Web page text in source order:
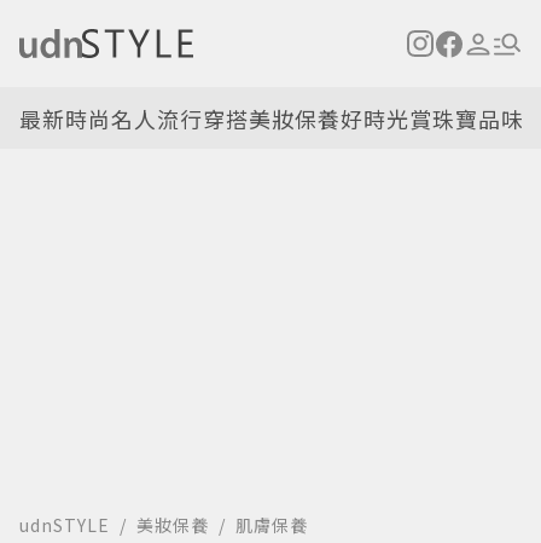
最新時尚名人流行穿搭美妝保養好時光賞珠寶品味
udnSTYLE 美妝保養 肌膚保養